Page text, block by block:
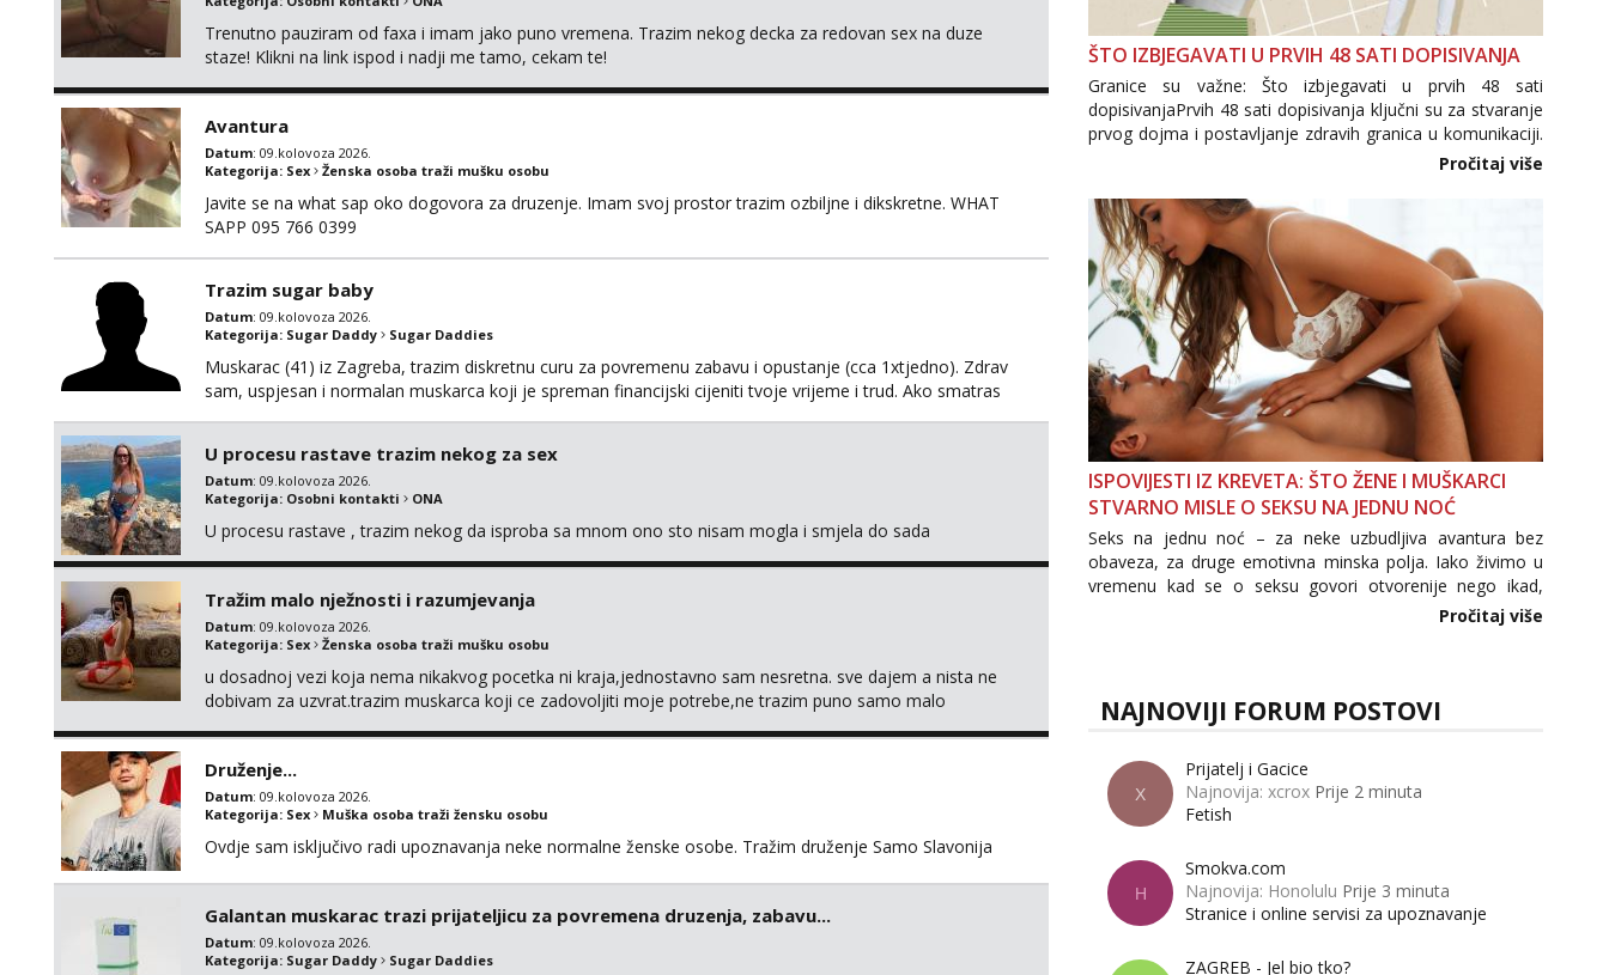
Trenutno pauziram od faxa i imam jako puno vremena. Trazim nekog decka za redovan sex na duze
staze! Klikni na link ispod i nadji me tamo, cekam te!
Avantura
Datum: 09.kolovoza 2026.
Kategorija: Sex Ženska osoba traži mušku osobu
Javite se na what sap oko dogovora za druzenje. Imam svoj prostor trazim ozbiljne i dikskretne. WHAT
SAPP 095 766 0399
Trazim sugar baby
Datum: 09.kolovoza 2026.
Kategorija: Sugar Daddy Sugar Daddies
Muskarac (41) iz Zagreba, trazim diskretnu curu za povremenu zabavu i opustanje (cca 1xtjedno). Zdrav
sam, uspjesan i normalan muskarca koji je spreman financijski cijeniti tvoje vrijeme i trud. Ako smatras
U procesu rastave trazim nekog za sex
Datum: 09.kolovoza 2026.
Kategorija: Osobni kontakti ONA
U procesu rastave , trazim nekog da isproba sa mnom ono sto nisam mogla i smjela do sada
Tražim malo nježnosti i razumjevanja
Datum: 09.kolovoza 2026.
Kategorija: Sex Ženska osoba traži mušku osobu
u dosadnoj vezi koja nema nikakvog pocetka ni kraja,jednostavno sam nesretna. sve dajem a nista ne
dobivam za uzvrat.trazim muskarca koji ce zadovoljiti moje potrebe,ne trazim puno samo malo
Druženje...
Datum: 09.kolovoza 2026.
Kategorija: Sex Muška osoba traži žensku osobu
Ovdje sam isključivo radi upoznavanja neke normalne ženske osobe. Tražim druženje Samo Slavonija
Galantan muskarac trazi prijateljicu za povremena druzenja, zabavu...
Datum: 09.kolovoza 2026.
Kategorija: Sugar Daddy Sugar Daddies
ŠTO IZBJEGAVATI U PRVIH 48 SATI DOPISIVANJA
Granice su važne: Što izbjegavati u prvih 48 sati
dopisivanjaPrvih 48 sati dopisivanja ključni su za stvaranje
prvog dojma i postavljanje zdravih granica u komunikaciji.
Važno je izbjeći prebrzo otkrivanje osobnih ili intimnih
informacija, jer nepoznata osoba još nije zaslužila to
povjerenje. Takođe...
Pročitaj više
ISPOVIJESTI IZ KREVETA: ŠTO ŽENE I MUŠKARCI
STVARNO MISLE O SEKSU NA JEDNU NOĆ
Seks na jednu noć – za neke uzbudljiva avantura bez
obaveza, za druge emotivna minska polja. Iako živimo u
vremenu kad se o seksu govori otvorenije nego ikad,
tema „jedne noći strasti“ i dalje izaziva burne rasprave. Što
Pročitaj više
NAJNOVIJI FORUM POSTOVI
X
Prijatelj i Gacice
Najnovija: xcrox Prije 2 minuta
Fetish
H
Smokva.com
Najnovija: Honolulu Prije 3 minuta
Stranice i online servisi za upoznavanje
ZAGREB - Jel bio tko?